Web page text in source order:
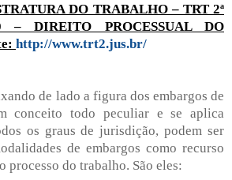
DO TRABALHO – TRT 2ª
– DIREITO PROCESSUAL DO
http://www.trt2.jus.br/
de lado a figura dos embargos de
conceito todo peculiar e se aplica
os graus de jurisdição, podem ser
de embargos como recurso
processo do trabalho. São eles: